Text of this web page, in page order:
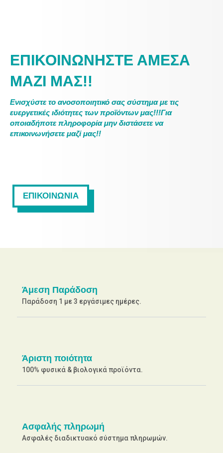
ΕΠΙΚΟΙΝΩΝΗΣΤΕ ΑΜΕΣΑ
ΜΑΖΙ ΜΑΣ!!
Ενισχύστε το ανοσοποιητικό σας σύστημα με τις
ευεργετικές ιδιότητες των προϊόντων μας!!!Για
οποιαδήποτε πληροφορία μην διστάσετε να
επικοινωνήσετε μαζί μας!!
ΕΠΙΚΟΙΝΩΝΙΑ
Άμεση Παράδοση
Παράδοση 1 με 3 εργάσιμες ημέρες.
Άριστη ποιότητα
100% φυσικά & βιολογικά προϊόντα.
Ασφαλής πληρωμή
Ασφαλές διαδικτυακό σύστημα πληρωμών.